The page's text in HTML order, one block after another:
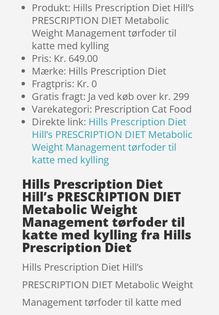
Produkt: Hills Prescription Diet Hill’s
PRESCRIPTION DIET Metabolic
Weight Management tørfoder til
katte med kylling
Pris: Kr. 649.00
Mærke: Hills Prescription Diet
Fragtpris: Kr. 0
Gratis fragt: Ja ved køb over kr. 299
Varekategori: Prescription Cat Food
Direkte link: Hills Prescription Diet
Hill’s PRESCRIPTION DIET Metabolic
Weight Management tørfoder til
katte med kylling
Hills Prescription Diet
Hill’s PRESCRIPTION DIET
Metabolic Weight
Management tørfoder til
katte med kylling fra Hills
Prescription Diet
Hills Prescription Diet Hill’s
PRESCRIPTION DIET Metabolic Weight
Management tørfoder til katte med